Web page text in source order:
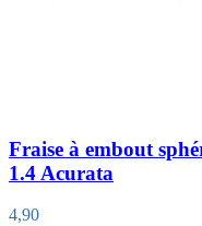
Fraise à embout
1.4 Acurata
4,90